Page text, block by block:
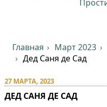
Главная Март 2023
Дед Саня де Сад
27 МАРТА, 2023
ДЕД САНЯ ДЕ САД